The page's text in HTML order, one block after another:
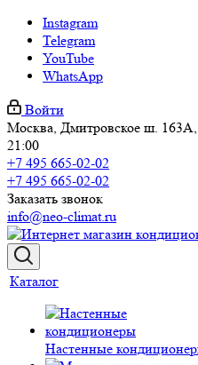
Instagram
Telegram
YouTube
WhatsApp
Войти
Москва, Дмитровское ш.
21:00
+7 495 665-02-02
+7 495 665-02-02
Заказать звонок
info@neo-climat.ru
Каталог
Настенные